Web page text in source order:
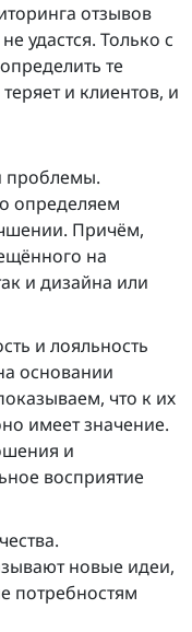
отзывов
удастся. Только с
те
и клиентов, и
проблемы.
определяем
Причём,
на
и дизайна или
и лояльность
основании
что к их
имеет значение.
и
восприятие
новые идеи,
потребностям